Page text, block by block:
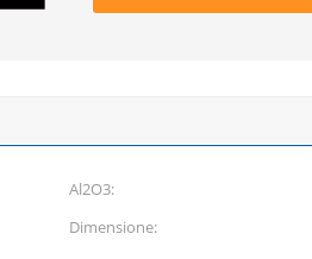
Al2O3:
Dimensione: